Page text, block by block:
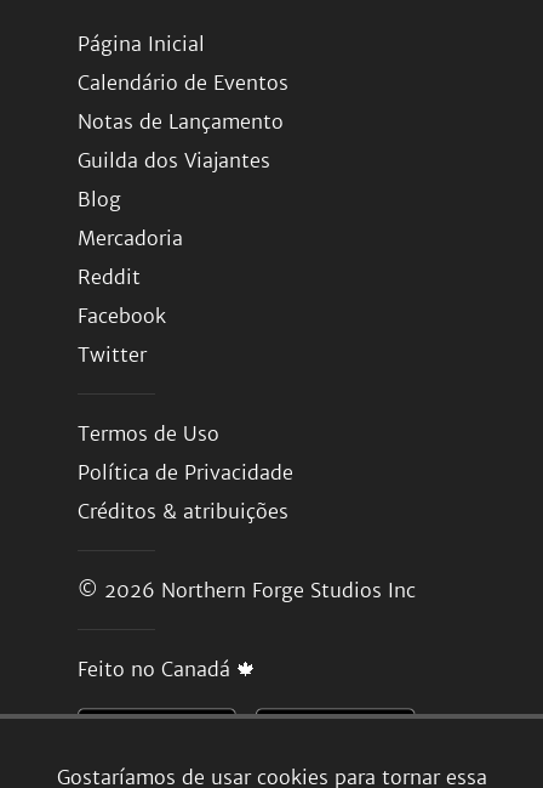
Gostaríamos de usar cookies para tornar essa
Página Inicial
Calendário de Eventos
Notas de Lançamento
Guilda dos Viajantes
Blog
Mercadoria
Reddit
Facebook
Twitter
Termos de Uso
Política de Privacidade
Créditos & atribuições
© 2026 Northern Forge Studios Inc
Feito no Canadá 🍁